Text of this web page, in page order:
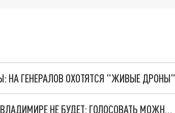
НА ГЕНЕРАЛОВ ОХОТЯТСЯ "ЖИВЫЕ ДРОНЫ"
ВЫСТАВКИ МАСЛЕНИЧНЫХ КУКОЛ В 2023 ГОДУ ВО ВЛАДИМИРЕ НЕ БУДЕТ: ГОЛОСОВАТЬ МОЖНО ТОЛЬКО ОНЛАЙН